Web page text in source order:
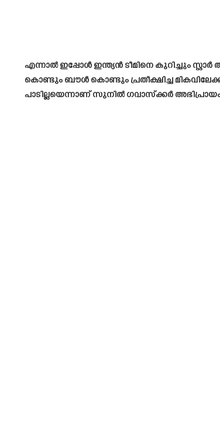
എന്നാൽ ഇപ്പോൾ ഇന്ത്യൻ ടീമിനെ കുറിച്ചും
കൊണ്ടും ബൗൾ കൊണ്ടും പ്രതീക്ഷിച്ച
പാടില്ലയെന്നാണ് സുനിൽ ഗവാസ്ക്കർ